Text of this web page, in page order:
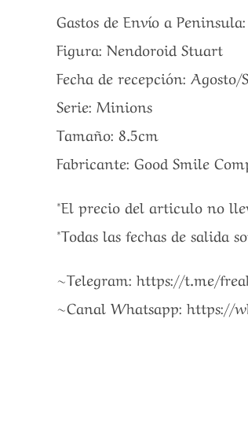
Gastos de Envío a
Figura: Nendoroid Stuart
Fecha de recepción: Agosto/
Serie: Minions
Tamaño: 8.5cm
Fabricante: Good Smile
*El precio del articulo no
*Todas las fechas de salida
~Telegram: https://t.me/
~Canal Whatsapp: https://